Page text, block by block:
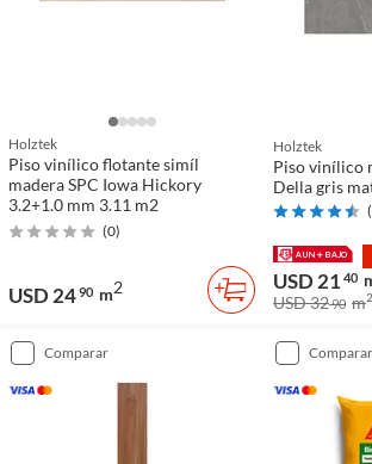
Holztek
Piso vinílico flotante simíl
madera SPC Iowa Hickory
3.2+1.0 mm 3.11 m2
(0)
USD 2490 m2
Holztek
Piso vinílico
Della gris
(
USD 21 40
USD 3290 m2
comparar comparar